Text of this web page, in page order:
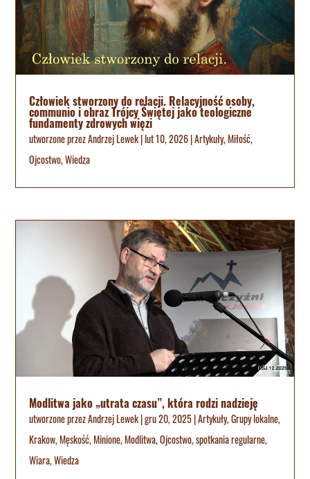
Człowiek stworzony do relacji. Relacyjność osoby,
communio i obraz Trójcy Świętej jako teologiczne
fundamenty zdrowych więzi
utworzone przezAndrzej Lewek|lut 10, 2026|Artykuły,Miłość,
Ojcostwo,Wiedza
Modlitwa jako „utrata czasu”, która rodzi nadzieję
utworzone przezAndrzej Lewek|gru 20, 2025|Artykuły,Grupy lokalne,
Krakow,Męskość,Minione,Modlitwa,Ojcostwo,spotkania regularne,
Wiara,Wiedza